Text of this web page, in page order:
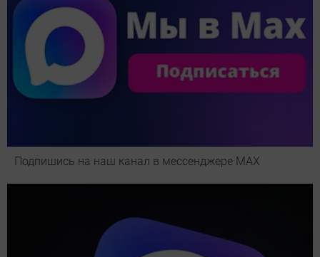
Подпишись на наш канал в мессенджере МАХ